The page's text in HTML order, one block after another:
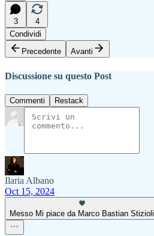
3
4
Condividi
Precedente
Avanti
Discussione su questo Post
Commenti Restack
Ilaria Albano
Oct 15, 2024
Messo Mi piace da Marco Bastian Stizioli